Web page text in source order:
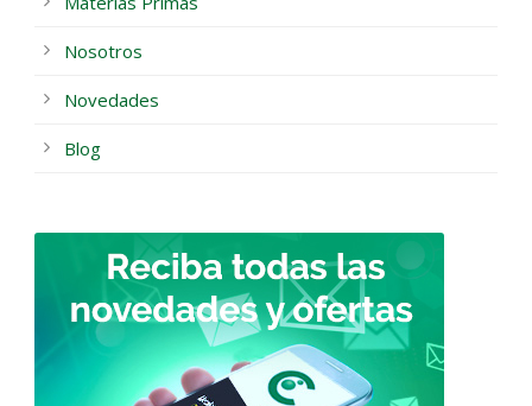
Nosotros
Novedades
Blog